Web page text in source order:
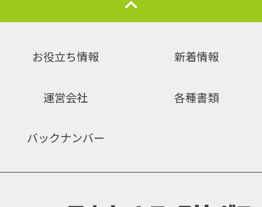
お役立ち情報 新着情報
運営会社 各種書類
バックナンバー